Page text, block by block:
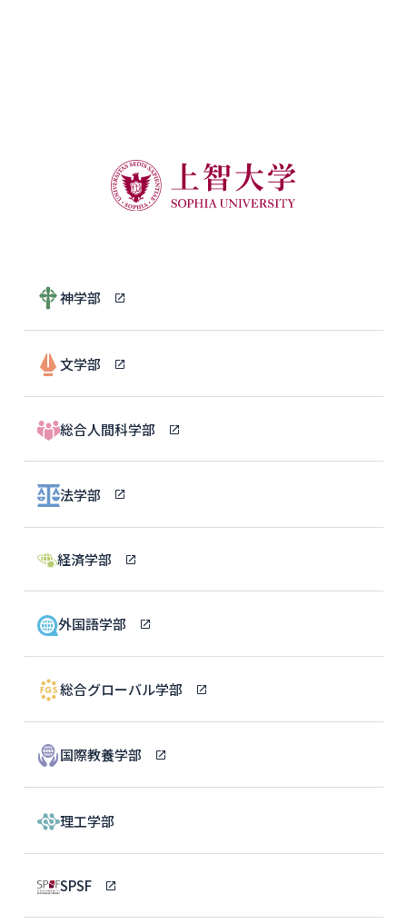
神学部
文学部
総合人間科学部
法学部
経済学部
外国語学部
総合グローバル学部
国際教養学部
理工学部
SPSF